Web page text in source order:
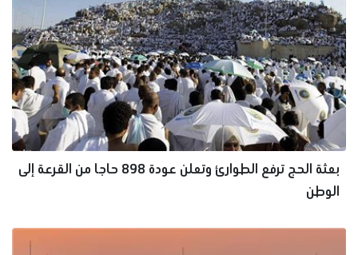
بعثة الحج ترفع الطوارئ وتعلن عودة 898 حاجا من القرعة إلى
الوطن